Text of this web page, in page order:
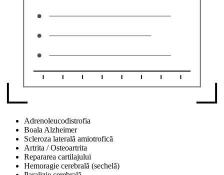
Adrenoleucodistrofia
Boala Alzheimer
Scleroza laterală amiotrofică
Artrita / Osteoartrita
Repararea cartilajului
Hemoragie cerebrală (sechelă)